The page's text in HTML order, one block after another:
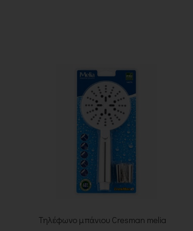
Τηλέφωνο μπάνιου Cresman melia